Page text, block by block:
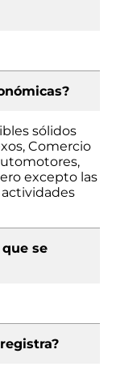
sólidos
Comercio
excepto las
actividades
se